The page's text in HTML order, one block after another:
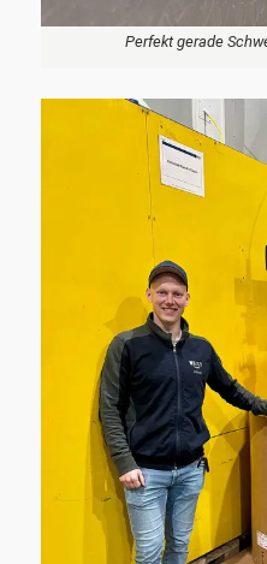
Perfekt gerade